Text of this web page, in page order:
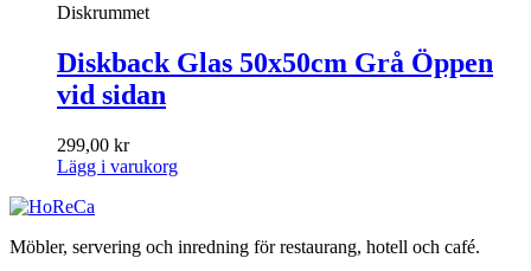
Diskrummet
Diskback Glas 50x50cm Grå Öppen
vid sidan
299,00 kr
Lägg i varukorg
Möbler, servering och inredning för restaurang, hotell och café.